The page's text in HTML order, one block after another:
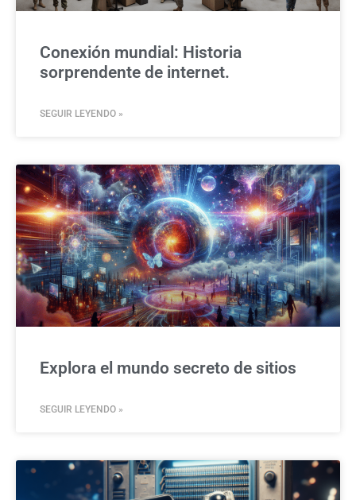
Conexión mundial: Historia
sorprendente de internet.
SEGUIR LEYENDO »
Explora el mundo secreto de sitios
SEGUIR LEYENDO »